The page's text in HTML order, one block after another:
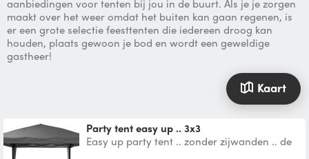
aanbiedingen voor tenten bij jou in de buurt. Als je je zorgen
maakt over het weer omdat het buiten kan gaan regenen, is
er een grote selectie feesttenten die iedereen droog kan
houden, plaats gewoon je bod en wordt een geweldige
gastheer!
Kaart
Party tent easy up .. 3x3
Easy up party tent .. zonder zijwanden .. de